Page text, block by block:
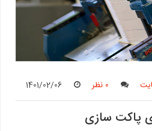
0 نظر 1401/02/06
پاکت سازی